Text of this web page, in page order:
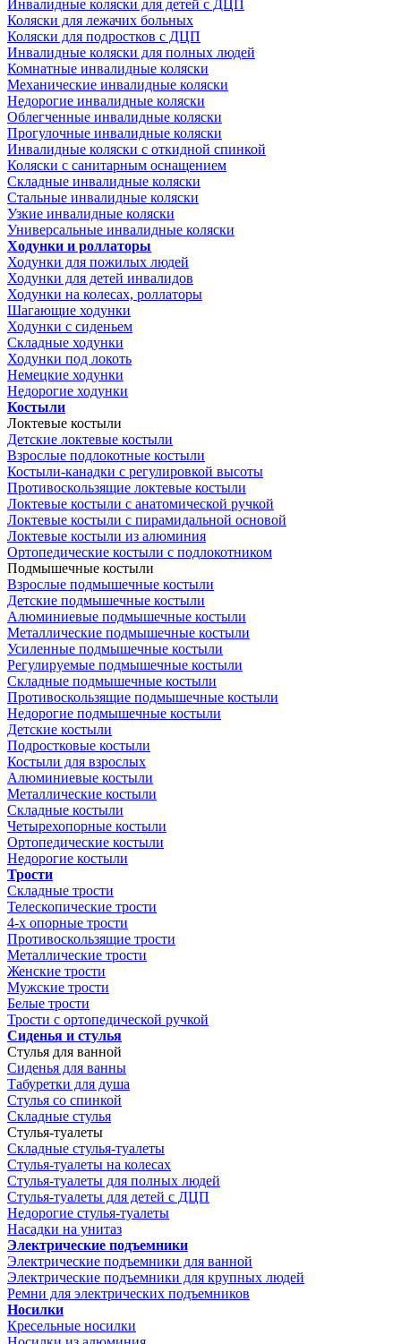
Инвалидные коляски для детей с ДЦП
Коляски для лежачих больных
Коляски для подростков с ДЦП
Инвалидные коляски для полных людей
Комнатные инвалидные коляски
Механические инвалидные коляски
Недорогие инвалидные коляски
Облегченные инвалидные коляски
Прогулочные инвалидные коляски
Инвалидные коляски с откидной спинкой
Коляски с санитарным оснащением
Складные инвалидные коляски
Стальные инвалидные коляски
Узкие инвалидные коляски
Универсальные инвалидные коляски
Ходунки и роллаторы
Ходунки для пожилых людей
Ходунки для детей инвалидов
Ходунки на колесах, роллаторы
Шагающие ходунки
Ходунки с сиденьем
Складные ходунки
Ходунки под локоть
Немецкие ходунки
Недорогие ходунки
Костыли
Локтевые костыли
Детские локтевые костыли
Взрослые подлокотные костыли
Костыли-канадки с регулировкой высоты
Противоскользящие локтевые костыли
Локтевые костыли с анатомической ручкой
Локтевые костыли с пирамидальной основой
Локтевые костыли из алюминия
Ортопедические костыли с подлокотником
Подмышечные костыли
Взрослые подмышечные костыли
Детские подмышечные костыли
Алюминиевые подмышечные костыли
Металлические подмышечные костыли
Усиленные подмышечные костыли
Регулируемые подмышечные костыли
Складные подмышечные костыли
Противоскользящие подмышечные костыли
Недорогие подмышечные костыли
Детские костыли
Подростковые костыли
Костыли для взрослых
Алюминиевые костыли
Металлические костыли
Складные костыли
Четырехопорные костыли
Ортопедические костыли
Недорогие костыли
Трости
Складные трости
Телескопические трости
4-х опорные трости
Противоскользящие трости
Металлические трости
Женские трости
Мужские трости
Белые трости
Трости с ортопедической ручкой
Сиденья и стулья
Стулья для ванной
Сиденья для ванны
Табуретки для душа
Стулья со спинкой
Складные стулья
Стулья-туалеты
Складные стулья-туалеты
Стулья-туалеты на колесах
Стулья-туалеты для полных людей
Стулья-туалеты для детей с ДЦП
Недорогие стулья-туалеты
Насадки на унитаз
Электрические подъемники
Электрические подъемники для ванной
Электрические подъемники для крупных людей
Ремни для электрических подъемников
Носилки
Кресельные носилки